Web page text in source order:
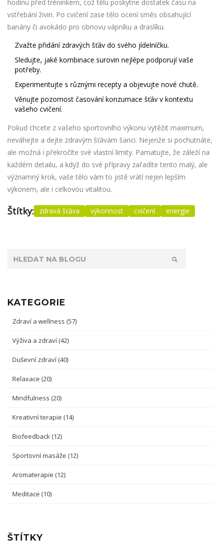
hodinu před tréninkem, což tělu poskytne dostatek času na
vstřebání živin. Po cvičení zase tělo ocení směs obsahující
banány či avokádo pro obnovu vápníku a draslíku.
Zvažte přidání zdravých šťáv do svého jídelníčku.
Sledujte, jaké kombinace surovin nejlépe podporují vaše
potřeby.
Experimentujte s různými recepty a objevujte nové chutě.
Věnujte pozornost časování konzumace šťáv v kontextu
vašeho cvičení.
Pokud chcete z vašeho sportovního výkonu vytěžit maximum,
neváhejte a dejte zdravým šťávám šanci. Nejenže si pochutnáte,
ale možná i překročíte své vlastní limity. Pamatujte, že záleží na
každém detailu, a když do své přípravy zařadíte tento malý, ale
významný krok, vaše tělo vám to jistě vrátí nejen lepším
výkonem, ale i celkovou vitalitou.
Štítky: zdravá šťáva výkonnost cvičení energie
KATEGORIE
Zdraví a wellness (57)
Výživa a zdraví (42)
Duševní zdraví (40)
Relaxace (20)
Mindfulness (20)
Kreativní terapie (14)
Biofeedback (12)
Sportovní masáže (12)
Aromaterapie (12)
Meditace (10)
ŠTÍTKY